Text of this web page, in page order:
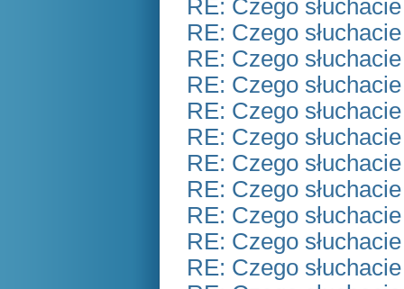
RE: Czego
RE: Czego
RE: Czego
RE: Czego
RE: Czego
RE: Czego
RE: Czego
RE: Czego
RE: Czego
RE: Czego
RE: Czego